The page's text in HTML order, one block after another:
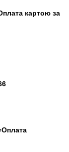
картою за